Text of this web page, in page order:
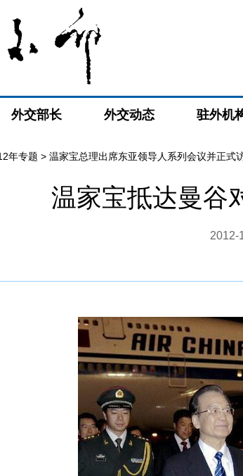
外交部长 外交动态 驻外机
年专题 > 温家宝总理出席东亚领导人系列会议并正式
温家宝抵达曼谷
2012-